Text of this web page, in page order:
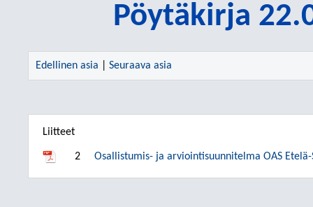
Pöytäkirja
Edellinen asia Seuraava asia
Liitteet
2 Osallistumis- ja arviointisuunnitelma OAS